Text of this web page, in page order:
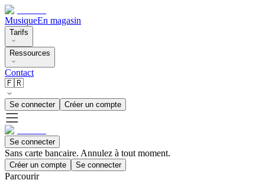
MusiqueEn magasin
Tarifs
Ressources
Contact
🇫🇷
Se connecter Créer un compte
Se connecter
Sans carte bancaire. Annulez à tout moment.
Créer un compte Se connecter
Parcourir